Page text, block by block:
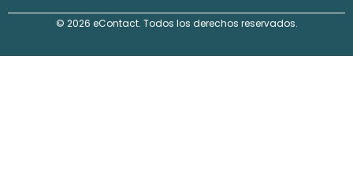
© 2026 eContact. Todos los derechos reservados.